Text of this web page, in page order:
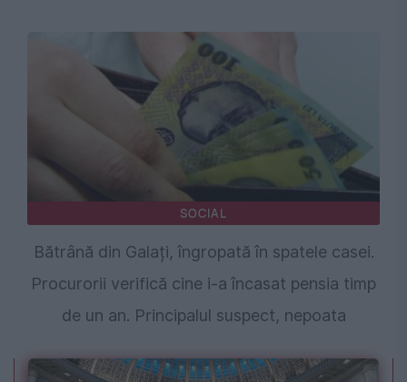
SOCIAL
Bătrână din Galați, îngropată în spatele casei.
Procurorii verifică cine i-a încasat pensia timp
de un an. Principalul suspect, nepoata